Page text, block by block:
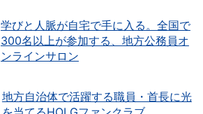
学びと人脈が自宅で手に入る。全国で
300名以上が参加する、地方公務員オ
ンラインサロン
地方自治体で活躍する職員・首長に光